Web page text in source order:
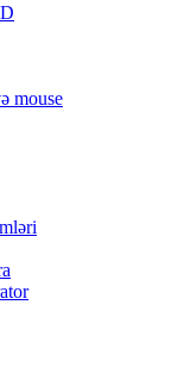
mouse